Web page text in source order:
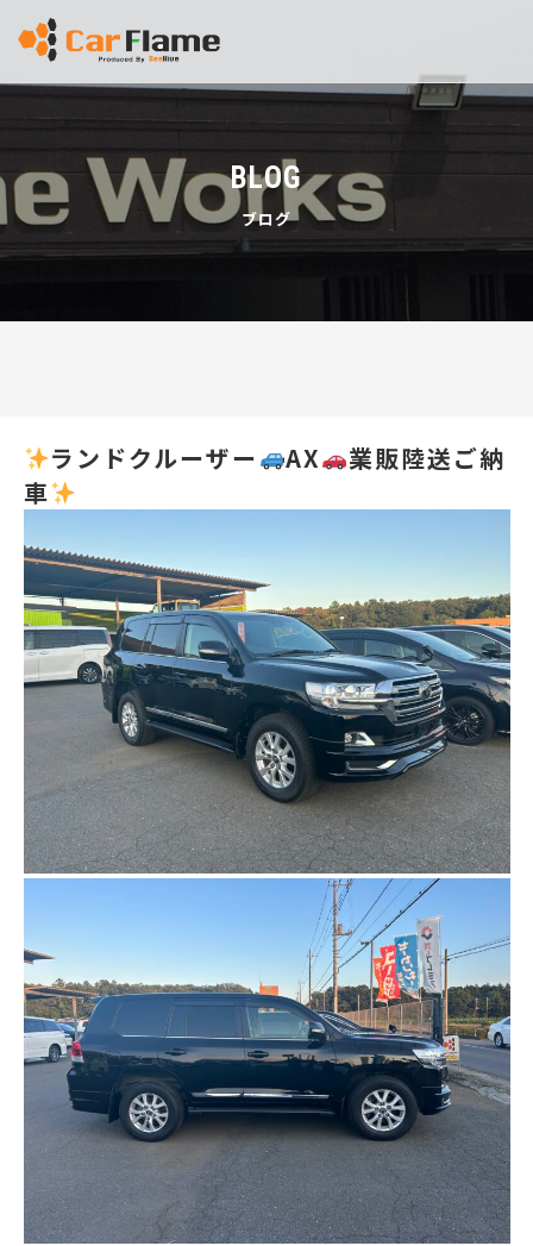
BLOG
ブログ
ランドクルーザー AX
業販陸送ご納
車